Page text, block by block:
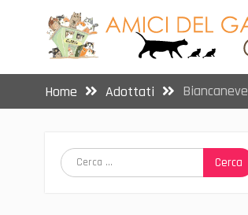
Home Adottati Biancaneve